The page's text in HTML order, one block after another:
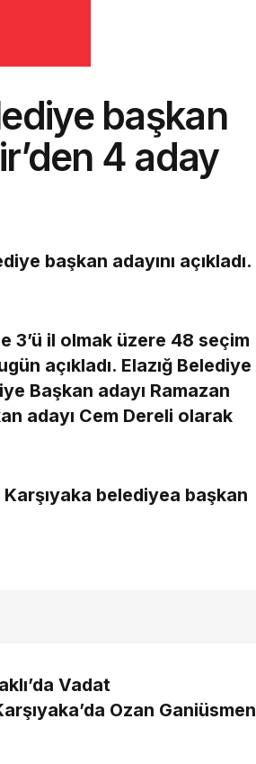
başkan
4 aday
başkan adayını açıkladı.
3’ü il olmak üzere 48 seçim
açıkladı. Elazığ Belediye
Başkan adayı Ramazan
adayı Cem Dereli olarak
belediyea başkan
Vadat
Ozan Ganiüsmen